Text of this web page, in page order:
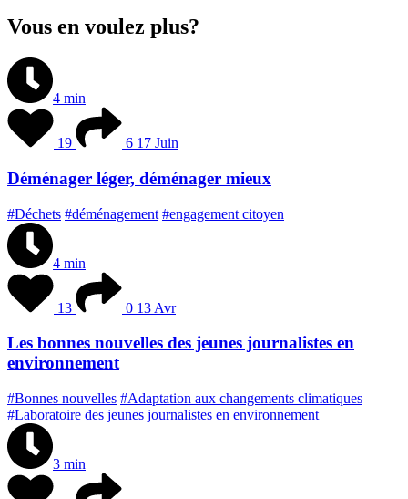
Vous en voulez plus?
4 min
19 6 17 Juin
Déménager léger, déménager mieux
#Déchets #déménagement #engagement citoyen
4 min
13 0 13 Avr
Les bonnes nouvelles des jeunes journalistes en
environnement
#Bonnes nouvelles #Adaptation aux changements climatiques
#Laboratoire des jeunes journalistes en environnement
3 min